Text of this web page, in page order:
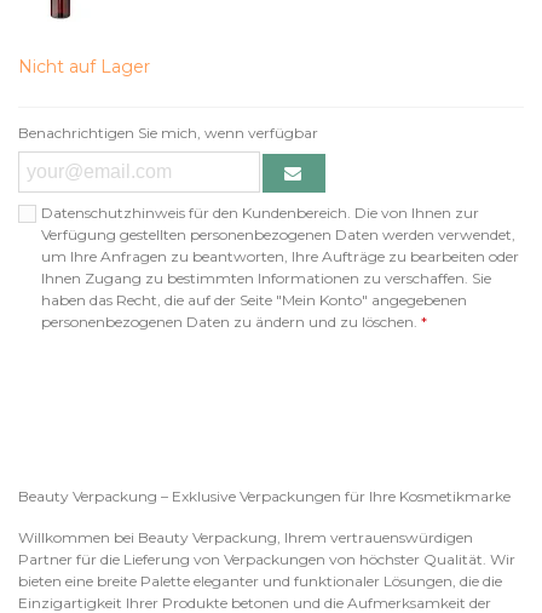
Nicht auf Lager
Benachrichtigen Sie mich, wenn verfügbar
Datenschutzhinweis für den Kundenbereich. Die von Ihnen zur
Verfügung gestellten personenbezogenen Daten werden verwendet,
um Ihre Anfragen zu beantworten, Ihre Aufträge zu bearbeiten oder
Ihnen Zugang zu bestimmten Informationen zu verschaffen. Sie
haben das Recht, die auf der Seite "Mein Konto" angegebenen
personenbezogenen Daten zu ändern und zu löschen. *
Beauty Verpackung – Exklusive Verpackungen für Ihre Kosmetikmarke
Willkommen bei Beauty Verpackung, Ihrem vertrauenswürdigen
Partner für die Lieferung von Verpackungen von höchster Qualität. Wir
bieten eine breite Palette eleganter und funktionaler Lösungen, die die
Einzigartigkeit Ihrer Produkte betonen und die Aufmerksamkeit der